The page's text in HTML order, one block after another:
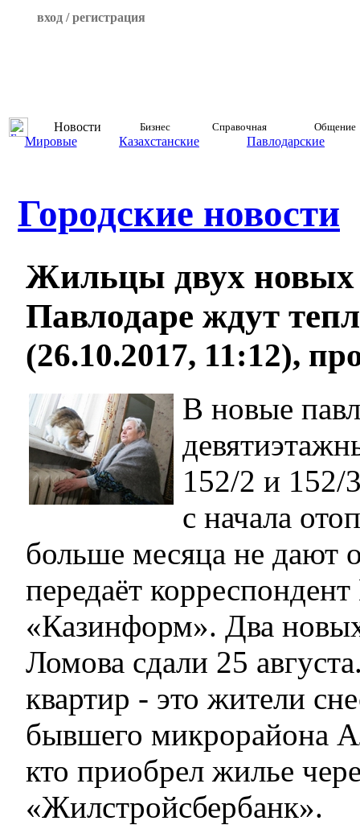
вход / регистрация
Новости Бизнес Справочная Общение
Мировые Казахстанские Павлодарские
Городские новости
Жильцы двух новых
Павлодаре ждут
(26.10.2017, 11:12),
В новые
152/2 и 152/
с начала
больше месяца не дают
передаёт
«Казинформ». Два
Ломова сдали 25
квартир - это жители
бывшего микрорайона
кто приобрел жилье
«Жилстройсбербанк».